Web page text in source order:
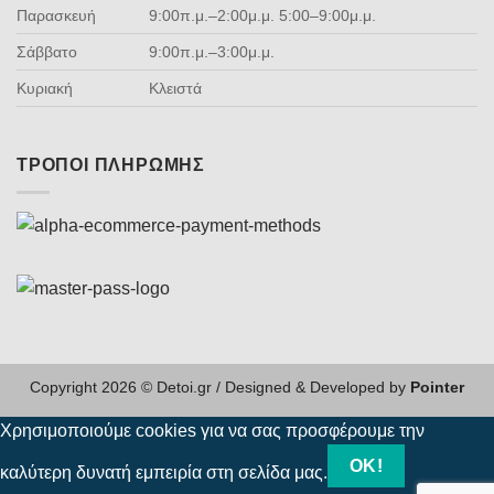
Παρασκευή 9:00π.μ.–2:00μ.μ. 5:00–9:00μ.μ.
Σάββατο 9:00π.μ.–3:00μ.μ.
Κυριακή Κλειστά
ΤΡΌΠΟΙ ΠΛΗΡΩΜΉΣ
Copyright 2026 © Detoi.gr / Designed & Developed by Pointer
Χρησιμοποιούμε cookies για να σας προσφέρουμε την
καλύτερη δυνατή εμπειρία στη σελίδα μας. ΟΚ!